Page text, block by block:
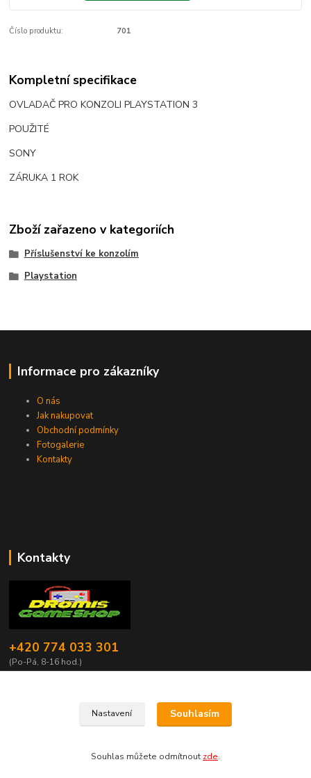
Číslo produktu: 701
Kompletní specifikace
OVLADAČ PRO KONZOLI PLAYSTATION 3
POUŽITÉ
SONY
ZÁRUKA 1 ROK
Zboží zařazeno v kategoriích
Příslušenství ke konzolím
Playstation
Informace pro zákazníky
O nás
Jak nakupovat
Obchodní podmínky
Fotogalerie
Kontakty
Kontakty
+420 774 033 301
(Po-Pá, 8-16 hod.)
Nastavení Souhlasím
Souhlas můžete odmítnout zde.